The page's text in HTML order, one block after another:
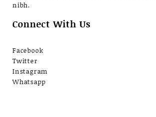
nibh.
Connect With Us
Facebook
Twitter
Instagram
Whatsapp